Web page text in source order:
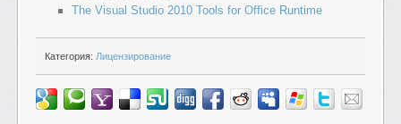
The Visual Studio 2010 Tools for Office Runtime
Категория: Лицензирование